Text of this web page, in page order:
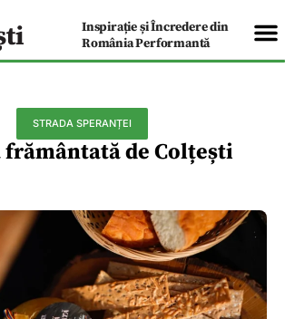
Inspirație și Încredere din
România Performantă
STRADA SPERANȚEI
frământată de Colțești